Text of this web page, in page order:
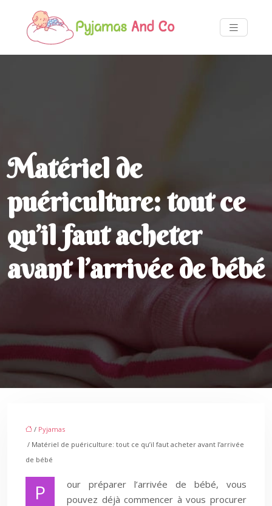
Matériel de
puériculture: tout ce
qu’il faut acheter
avant l’arrivée de bébé
/ Pyjamas
/ Matériel de puériculture: tout ce qu’il faut acheter avant l’arrivée
de bébé
P
our préparer l’arrivée de bébé, vous
pouvez déjà commencer à vous procurer